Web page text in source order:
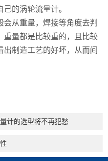
己的涡轮流量计。
从重量，焊接等角度去判
重量都是比较重的，且比较
制造工艺的好坏，从而间
计的选型将不再犯愁